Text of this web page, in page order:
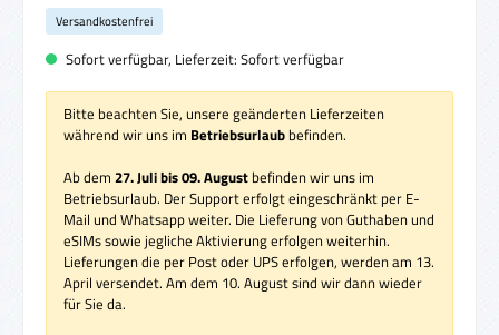
Versandkostenfrei
Sofort verfügbar, Lieferzeit: Sofort verfügbar
Bitte beachten Sie, unsere geänderten Lieferzeiten
während wir uns im Betriebsurlaub befinden.
Ab dem 27. Juli bis 09. August befinden wir uns im
Betriebsurlaub. Der Support erfolgt eingeschränkt per E-
Mail und Whatsapp weiter. Die Lieferung von Guthaben und
eSIMs sowie jegliche Aktivierung erfolgen weiterhin.
Lieferungen die per Post oder UPS erfolgen, werden am 13.
April versendet. Am dem 10. August sind wir dann wieder
für Sie da.